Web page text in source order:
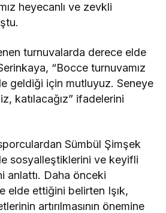
heyecanlı ve zevkli
turnuvalarda derece elde
“Bocce turnuvamız
geldiği için mutluyuz. Seneye
katılacağız” ifadelerini
Sümbül Şimşek
sosyalleştiklerini ve keyifli
anlattı. Daha önceki
elde ettiğini belirten Işık,
artırılmasının önemine